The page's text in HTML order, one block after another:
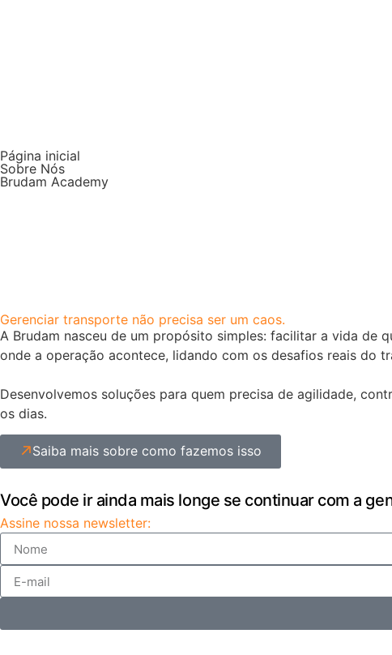
Página inicial
Sobre Nós
Brudam Academy
Gerenciar transporte não precisa ser um caos.
A Brudam nasceu de um propósito simples: facilitar a vida de
onde a operação acontece, lidando com os desafios reais do
Desenvolvemos soluções para quem precisa de agilidade,
os dias.
Saiba mais sobre como fazemos isso
Você pode ir ainda mais longe se continuar com a
Assine nossa newsletter: